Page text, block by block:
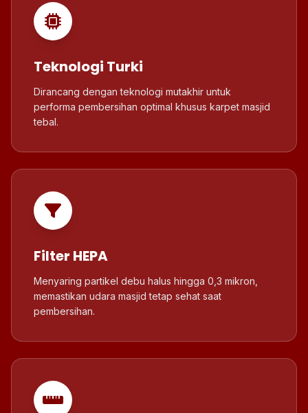
Teknologi Turki
Dirancang dengan teknologi mutakhir untuk
performa pembersihan optimal khusus karpet masjid
tebal.
Filter HEPA
Menyaring partikel debu halus hingga 0,3 mikron,
memastikan udara masjid tetap sehat saat
pembersihan.